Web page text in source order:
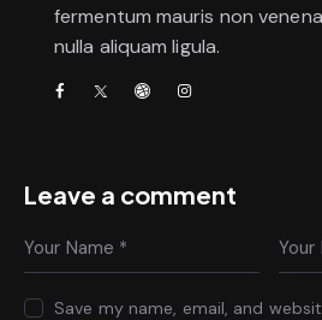
fermentum mauris non
nulla aliquam ligula.
Leave a comment
Save my name, email, and